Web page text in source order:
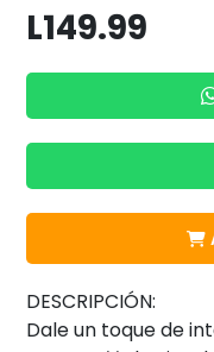
L149.99
DESCRIPCIÓN:
Dale un toque de